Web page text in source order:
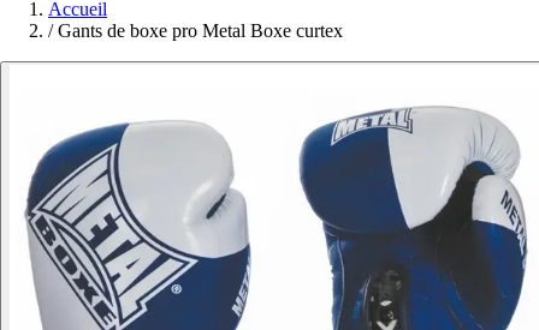
Accueil
/ Gants de boxe pro Metal Boxe curtex